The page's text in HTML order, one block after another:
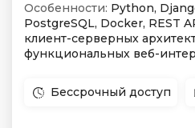
Особенности: Python,
PostgreSQL, Docker, REST
клиент-серверных
функциональных веб-
Бессрочный доступ